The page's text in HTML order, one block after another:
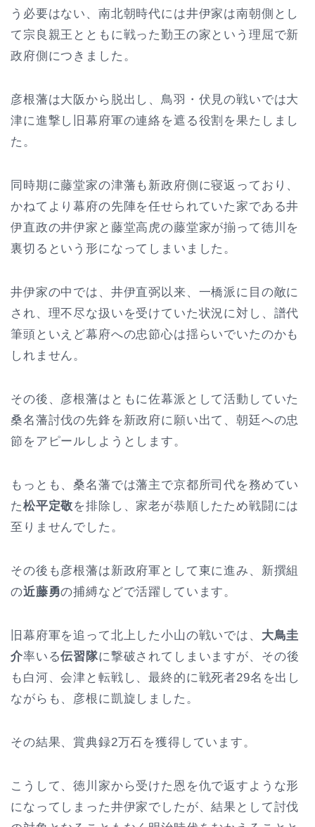
う必要はない、南北朝時代には井伊家は南朝側とし
て宗良親王とともに戦った勤王の家という理屈で新
政府側につきました。
彦根藩は大阪から脱出し、鳥羽・伏見の戦いでは大
津に進撃し旧幕府軍の連絡を遮る役割を果たしまし
た。
同時期に藤堂家の津藩も新政府側に寝返っており、
かねてより幕府の先陣を任せられていた家である井
伊直政の井伊家と藤堂高虎の藤堂家が揃って徳川を
裏切るという形になってしまいました。
井伊家の中では、井伊直弼以来、一橋派に目の敵に
され、理不尽な扱いを受けていた状況に対し、譜代
筆頭といえど幕府への忠節心は揺らいでいたのかも
しれません。
その後、彦根藩はともに佐幕派として活動していた
桑名藩討伐の先鋒を新政府に願い出て、朝廷への忠
節をアピールしようとします。
もっとも、桑名藩では藩主で京都所司代を務めてい
た松平定敬を排除し、家老が恭順したため戦闘には
至りませんでした。
その後も彦根藩は新政府軍として東に進み、新撰組
の近藤勇の捕縛などで活躍しています。
旧幕府軍を追って北上した小山の戦いでは、 大鳥圭
介率いる伝習隊に撃破されてしまいますが、その後
も白河、会津と転戦し、最終的に戦死者29名を出し
ながらも、彦根に凱旋しました。
その結果、賞典録2万石を獲得しています。
こうして、徳川家から受けた恩を仇で返すような形
になってしまった井伊家でしたが、結果として討伐